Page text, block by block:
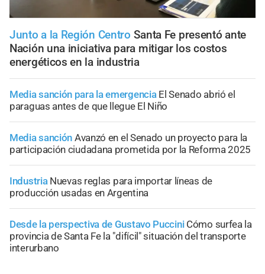
Junto a la Región Centro Santa Fe presentó ante
Nación una iniciativa para mitigar los costos
energéticos en la industria
Media sanción para la emergencia El Senado abrió el
paraguas antes de que llegue El Niño
Media sanción Avanzó en el Senado un proyecto para la
participación ciudadana prometida por la Reforma 2025
Industria Nuevas reglas para importar líneas de
producción usadas en Argentina
Desde la perspectiva de Gustavo Puccini Cómo surfea la
provincia de Santa Fe la "difícil" situación del transporte
interurbano